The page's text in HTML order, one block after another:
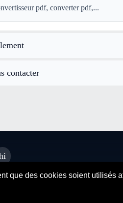
que des cookies soient utilisés
pdf, converter pdf,...
contacter